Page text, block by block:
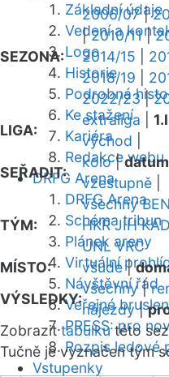
Základní údaje
Vedení a
Logo
Historie
Podrobná
Ke stažení
Kariéra
Redakce webu
DRFG Arena
DRFG Arena
Schéma tribun
Plánek areny
Virtuální
Návštěvní řád
Veřejné
PRESS: pro
Rozpis ledové
Vstupenky
SEZONA:
2006/07|
|2010/11|
2014/15
2018/19
2022/23|
LIGA:
extraliga
východ
SEŘADIT:
kolo|datum
vzestupně
TÝM:
všechny BEN
HKR JIH KAD
UNL VRC
MÍSTO:
všude|
VÝSLEDKY:
všechny|
nájezdy|
Zobrazittabulkutéto
Tučně je vyznačen tým